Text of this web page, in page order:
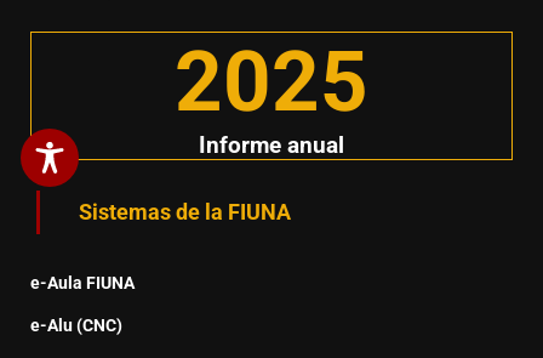
Informe anual
2025
Sistemas de la FIUNA
e-Aula FIUNA
e-Alu (CNC)